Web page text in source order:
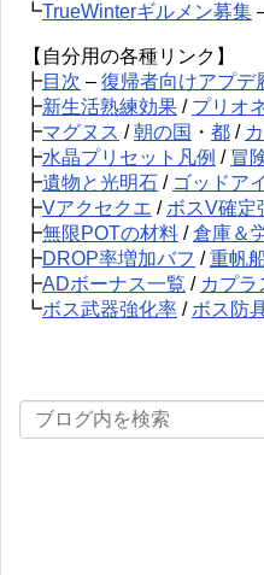
┗TrueWinterギルメン募集
【自分用の各種リンク】
┣目次 – 復帰者向けアプデ
┣新生活熟練効果 / プリオ
┣マグヌス /朝の国 ・ 都 /
┣水晶プリセット凡例 / 冒
┣遺物と光明石 / ゴッドア
┣Vアクセクエ /ボスV確定
┣無限POTの材料 /倉庫＆
┣DROP率増加バフ /重帆
┣ADボーナス一覧 / カプラ
┗ボス武器強化率 /ボス防